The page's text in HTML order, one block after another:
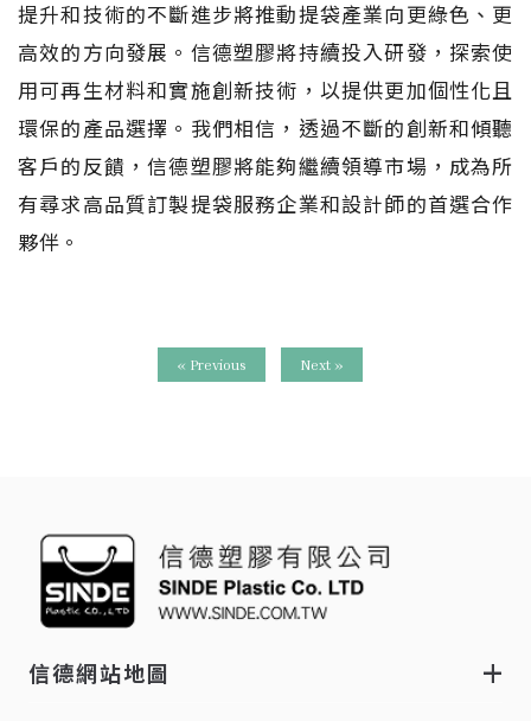
提升和技術的不斷進步將推動提袋產業向更綠色、更
高效的方向發展。信德塑膠將持續投入研發，探索使
用可再生材料和實施創新技術，以提供更加個性化且
環保的產品選擇。我們相信，透過不斷的創新和傾聽
客戶的反饋，信德塑膠將能夠繼續領導市場，成為所
有尋求高品質訂製提袋服務企業和設計師的首選合作
夥伴。
« Previous Next »
信德網站地圖